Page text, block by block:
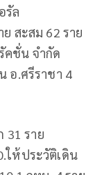
รัล
สะสม 62 ราย
คชั่น จำกัด
อ.ศรีราชา 4
31 ราย
ให้ประวัติเดิน